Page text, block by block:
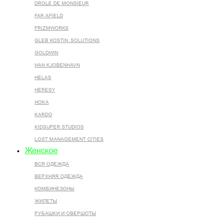
DROLE DE MONSIEUR
FAR AFIELD
FRIZMWORKS
GLEB KOSTIN .SOLUTIONS
GOLDWIN
HAN KJOBENHAVN
HELAS
HERESY
HOKA
KARDO
KIDSUPER STUDIOS
LOST MANAGEMENT CITIES
Женское
ВСЯ ОДЕЖДА
ВЕРХНЯЯ ОДЕЖДА
КОМБИНЕЗОНЫ
ЖИЛЕТЫ
РУБАШКИ И ОВЕРШОТЫ